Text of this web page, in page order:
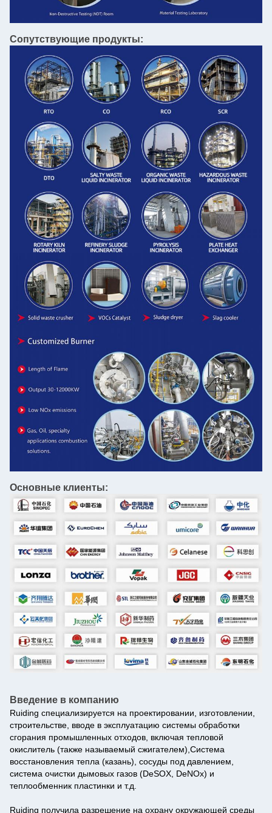
Сопутствующие продукты:
Основные клиенты:
Введение в компанию
Ruiding специализируется на проектировании, изготовлении,
строительстве, вводе в эксплуатацию системы обработки
сгорания промышленных отходов, включая тепловой
окислитель (также называемый сжигателем),Система
восстановления тепла (казань), сосуды под давлением,
система очистки дымовых газов (DeSOX, DeNOx) и
теплообменник пластинки и т.д.
Ruiding получила разрешение на охрану окружающей среды